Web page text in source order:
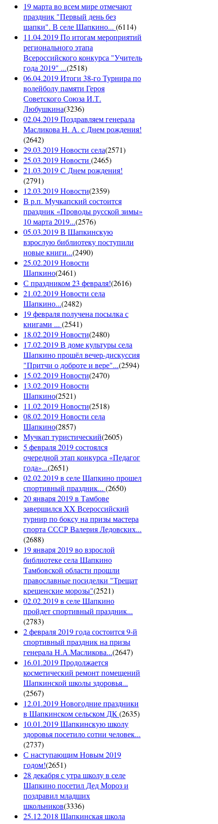
19 марта во всем мире отмечают
праздник "Первый день без
шапки". В селе Шапкино... (6114)
11.04.2019 По итогам мероприятий
регионального этапа
Всероссийского конкурса "Учитель
года 2019" ...(2518)
06.04.2019 Итоги 38-го Турнира по
волейболу памяти Героя
Советского Союза И.Т.
Любушкина(3236)
02.04.2019 Поздравляем генерала
Масликова Н. А. с Днем рождения!
(2642)
29.03.2019 Новости села(2571)
25.03.2019 Новости (2465)
21.03.2019 С Днем рождения!
(2791)
12.03.2019 Новости(2359)
В р.п. Мучкапский состоится
праздник «Проводы русской зимы»
10 марта 2019...(2576)
05.03.2019 В Шапкинскую
взрослую библиотеку поступили
новые книги...(2490)
25.02.2019 Новости
Шапкино(2461)
С праздником 23 февраля!(2616)
21.02.2019 Новости села
Шапкино...(2482)
19 февраля получена посылка с
книгами ... (2541)
18.02.2019 Новости(2480)
17.02.2019 В доме культуры села
Шапкино прошёл вечер-дискуссия
"Притчи о доброте и вере"...(2594)
15.02.2019 Новости(2470)
13.02.2019 Новости
Шапкино(2521)
11.02.2019 Новости(2518)
08.02.2019 Новости села
Шапкино(2857)
Мучкап туристический(2605)
5 февраля 2019 состоялся
очередной этап конкурса «Педагог
года»...(2651)
02.02.2019 в селе Шапкино прошел
спортивный праздник... (2650)
20 января 2019 в Тамбове
завершился XX Всероссийский
турнир по боксу на призы мастера
спорта СССР Валерия Ледовских...
(2688)
19 января 2019 во взрослой
библиотеке села Шапкино
Тамбовской области прошли
православные посиделки "Трещат
крещенские морозы"(2521)
02.02.2019 в селе Шапкино
пройдет спортивный праздник...
(2783)
2 февраля 2019 года состоится 9-й
спортивный праздник на призы
генерала Н.А.Масликова...(2647)
16.01.2019 Продолжается
косметический ремонт помещений
Шапкинской школы здоровья...
(2567)
12.01.2019 Новогодние праздники
в Шапкинском сельском ДК(2635)
10.01.2019 Шапкинскую школу
здоровья посетило сотни человек...
(2737)
С наступающим Новым 2019
годом!(2651)
28 декабря с утра школу в селе
Шапкино посетил Дед Мороз и
поздравил младших
школьников(3336)
25.12.2018 Шапкинская школа